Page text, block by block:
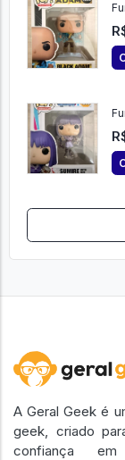
A Geral Geek é
geek, criado
confiança